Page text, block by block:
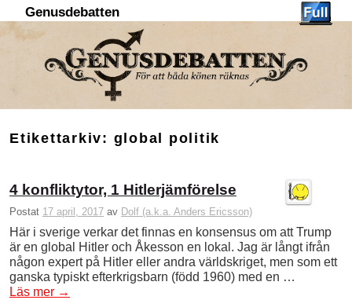
Genusdebatten
Etikettarkiv: global politik
4 konfliktytor, 1 Hitlerjämförelse
Postat 17 april, 2017 av Dolf (a.k.a. Anders Ericsson)
Här i sverige verkar det finnas en konsensus om att Trump
är en global Hitler och Åkesson en lokal. Jag är långt ifrån
någon expert på Hitler eller andra världskriget, men som ett
ganska typiskt efterkrigsbarn (född 1960) med en …
Läs mer →